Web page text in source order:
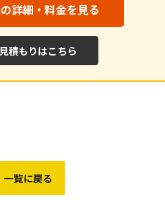
詳細・料金を見る
積もりはこちら
一覧に戻る